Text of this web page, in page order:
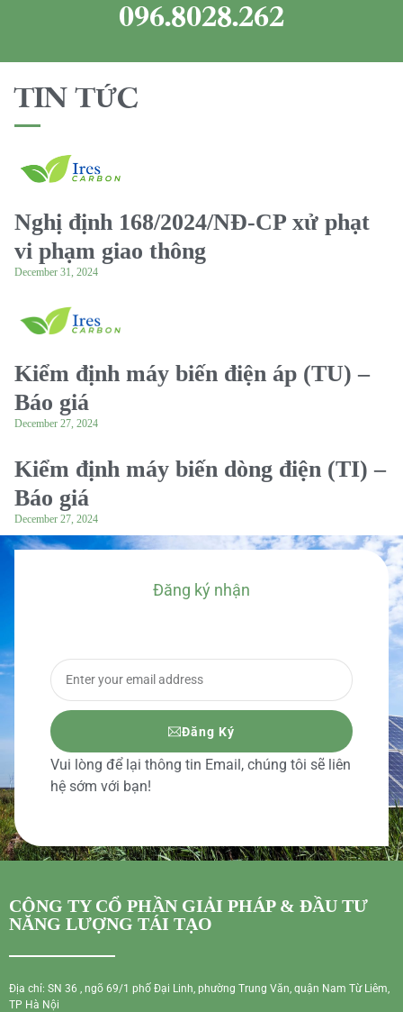
096.8028.262
TIN TỨC
Nghị định 168/2024/NĐ-CP xử phạt
vi phạm giao thông
December 31, 2024
Kiểm định máy biến điện áp (TU) –
Báo giá
December 27, 2024
Kiểm định máy biến dòng điện (TI) –
Báo giá
December 27, 2024
Đăng ký nhận
Đăng Ký
Vui lòng để lại thông tin Email, chúng tôi sẽ liên
hệ sớm với bạn!
CÔNG TY CỔ PHẦN GIẢI PHÁP & ĐẦU TƯ
NĂNG LƯỢNG TÁI TẠO
Địa chỉ: SN 36 , ngõ 69/1 phố Đại Linh, phường Trung Văn, quận Nam Từ Liêm,
TP Hà Nội